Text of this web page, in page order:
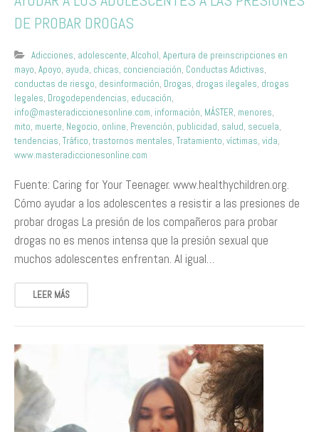
DE PROBAR DROGAS
Adicciones, adolescente, Alcohol, Apertura de preinscripciones en
mayo, Apoyo, ayuda, chicas, concienciación, Conductas Adictivas,
conductas de riesgo, desinformación, Drogas, drogas ilegales, drogas
legales, Drogodependencias, educación,
info@masteradiccionesonline.com, información, MÁSTER, menores,
mito, muerte, Negocio, online, Prevención, publicidad, salud, secuela,
tendencias, Tráfico, trastornos mentales, Tratamiento, víctimas, vida,
www.masteradiccionesonline.com
Fuente: Caring for Your Teenager. www.healthychildren.org.
Cómo ayudar a los adolescentes a resistir a las presiones de
probar drogas La presión de los compañeros para probar
drogas no es menos intensa que la presión sexual que
muchos adolescentes enfrentan. Al igual…
LEER MÁS